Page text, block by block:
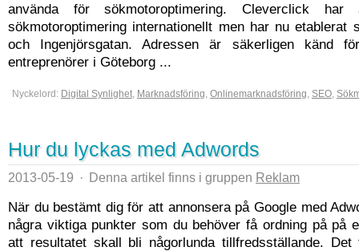
använda för sökmotoroptimering. Cleverclick har
sökmotoroptimering internationellt men har nu etablerat
och Ingenjörsgatan. Adressen är säkerligen känd
entreprenörer i Göteborg ...
Nyckelord: Digital Synlighet, Marknadsföring, Onlinemarknadsföring, SEO,
Hur du lyckas med Adwords
2013-05-19 · Denna artikel finns i gruppen Reklam
När du bestämt dig för att annonsera på Google med
några viktiga punkter som du behöver få ordning på på
att resultatet skall bli någorlunda tillfredsställande.